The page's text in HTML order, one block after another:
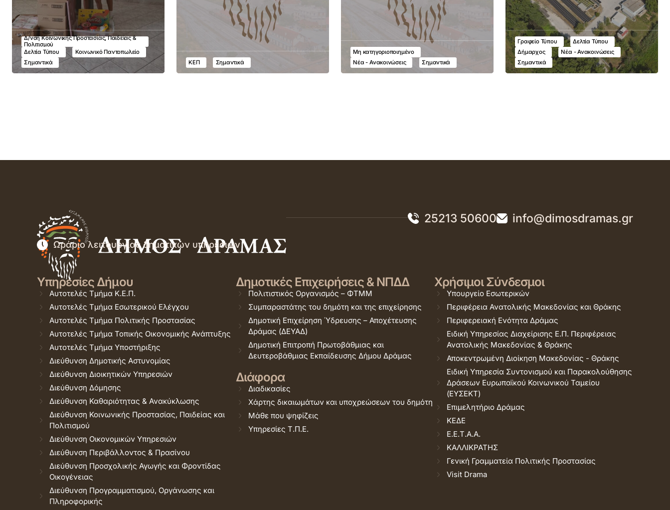
Δ/νση Κοινωνικής Προστασίας, Παιδείας &
Πολιτισμού
Δελτία Τύπου
Κοινωνικό Παντοπωλείο
Σημαντικά
ΚΕΠ Σημαντικά
Μη κατηγοριοποιημένο
Νέα - Ανακοινώσεις
Σημαντικά
Γραφείο Τύπου
Δελτία Τύπου
Δήμαρχος
Νέα - Ανακοινώσεις
Σημαντικά
25213 50600 info@dimosdramas.gr
Ωράριο λειτουργίας δημοτικών υπηρεσιών
Υπηρεσίες Δήμου
Αυτοτελές Τμήμα Κ.Ε.Π.
Αυτοτελές Τμήμα Εσωτερικού Ελέγχου
Αυτοτελές Τμήμα Πολιτικής Προστασίας
Αυτοτελές Τμήμα Τοπικής Οικονομικής Ανάπτυξης
Αυτοτελές Τμήμα Υποστήριξης
Διεύθυνση Δημοτικής Αστυνομίας
Διεύθυνση Διοικητικών Υπηρεσιών
Διεύθυνση Δόμησης
Διεύθυνση Καθαριότητας & Ανακύκλωσης
Διεύθυνση Κοινωνικής Προστασίας, Παιδείας και
Πολιτισμού
Διεύθυνση Οικονομικών Υπηρεσιών
Διεύθυνση Περιβάλλοντος & Πρασίνου
Διεύθυνση Προσχολικής Αγωγής και Φροντίδας
Οικογένειας
Διεύθυνση Προγραμματισμού, Οργάνωσης και
Πληροφορικής
Δημοτικές Επιχειρήσεις & ΝΠΔΔ
Πολιτιστικός Οργανισμός – ΦΤΜΜ
Συμπαραστάτης του δημότη και της επιχείρησης
Δημοτική Επιχείρηση Ύδρευσης – Αποχέτευσης
Δράμας (ΔΕΥΑΔ)
Δημοτική Επιτροπή Πρωτοβάθμιας και
Δευτεροβάθμιας Εκπαίδευσης Δήμου Δράμας
Διάφορα
Διαδικασίες
Χάρτης δικαιωμάτων και υποχρεώσεων του δημότη
Μάθε που ψηφίζεις
Υπηρεσίες Τ.Π.Ε.
Χρήσιμοι Σύνδεσμοι
Υπουργείο Εσωτερικών
Περιφέρεια Ανατολικής Μακεδονίας και Θράκης
Περιφερειακή Ενότητα Δράμας
Ειδική Υπηρεσίας Διαχείρισης Ε.Π. Περιφέρειας
Ανατολικής Μακεδονίας & Θράκης
Αποκεντρωμένη Διοίκηση Μακεδονίας - Θράκης
Ειδική Υπηρεσία Συντονισμού και Παρακολούθησης
Δράσεων Ευρωπαϊκού Κοινωνικού Ταμείου
(ΕΥΣΕΚΤ)
Επιμελητήριο Δράμας
ΚΕΔΕ
Ε.Ε.Τ.Α.Α.
ΚΑΛΛΙΚΡΑΤΗΣ
Γενική Γραμματεία Πολιτικής Προστασίας
Visit Drama